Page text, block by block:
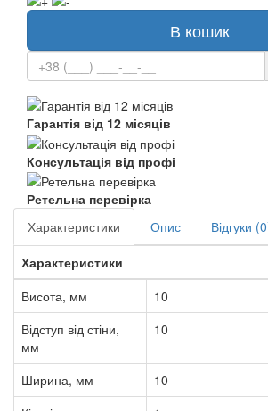
В кошик
Гарантія від 12 місяців
Консультація від профі
Ретельна перевірка
Характеристики
Опис
Відгуки
Характеристики
Висота, мм
10
Відступ від стіни,
мм
10
Ширина, мм
10